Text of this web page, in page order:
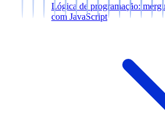
Lógica de programação:
com JavaScript